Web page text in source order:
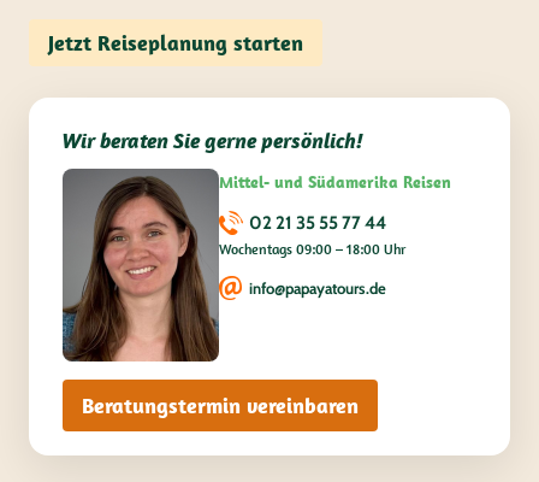
Jetzt Reiseplanung starten
Wir beraten Sie gerne persönlich!
Mittel- und Südamerika Reisen
02 21 35 55 77 44
Wochentags 09:00 – 18:00 Uhr
info@papayatours.de
Beratungstermin vereinbaren